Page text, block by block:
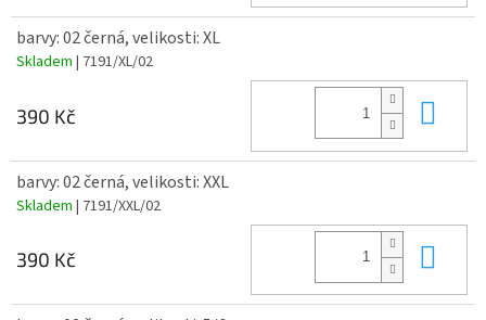
barvy: 02 černá, velikosti: XL
Skladem | 7191/XL/02
390 Kč
barvy: 02 černá, velikosti: XXL
Skladem | 7191/XXL/02
390 Kč